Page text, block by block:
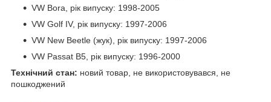
VW Bora, рік випуску: 1998-2005
VW Golf IV, рік випуску: 1997-2006
VW New Beetle (жук), рік випуску: 1997-2006
VW Passat B5, рік випуску: 1996-2000
Технічний стан: новий товар, не використовувався, не
пошкоджений